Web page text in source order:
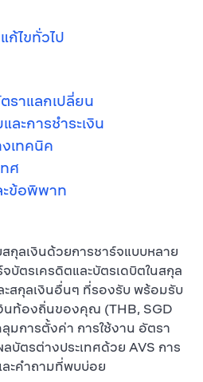
ก้ไขทั่วไป
ราแลกเปลี่ยน
ละการชำระเงิน
เทคนิค
ศ
ะข้อพิพาท
สกุลเงินด้วยการชาร์จแบบหลาย
บัตรเครดิตและบัตรเดบิตในสกุล
ะสกุลเงินอื่นๆ ที่รองรับ พร้อมรับ
นท้องถิ่นของคุณ (THB, SGD
การตั้งค่า การใช้งาน อัตรา
บัตรต่างประเทศด้วย AVS การ
ละคำถามที่พบบ่อย